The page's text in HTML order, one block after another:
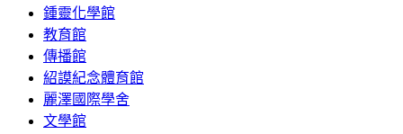
鍾靈化學館
教育館
傳播館
紹謨紀念體育館
麗澤國際學舍
文學館